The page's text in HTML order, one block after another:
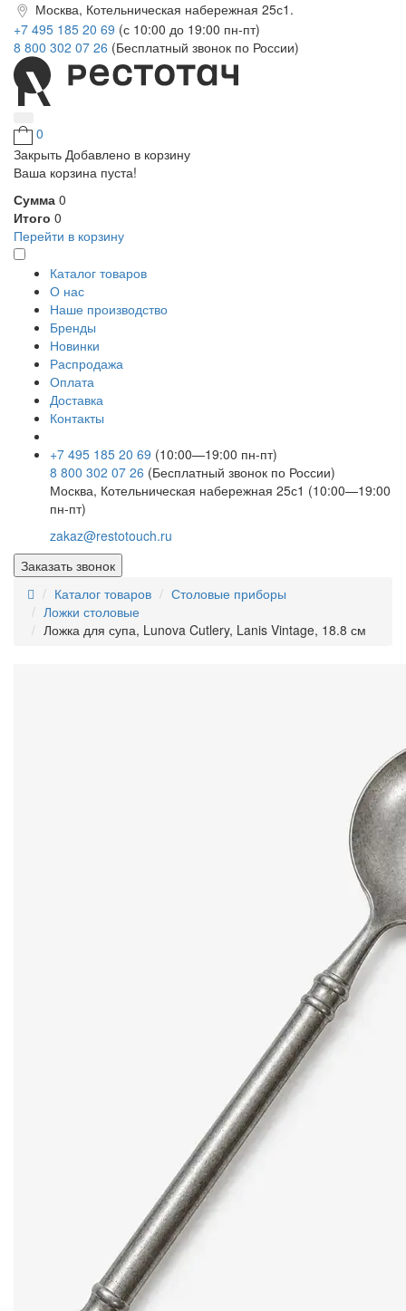
Москва, Котельническая набережная 25с1.
+7 495 185 20 69 (с 10:00 до 19:00 пн-пт)
8 800 302 07 26 (Бесплатный звонок по России)
0
Закрыть Добавлено в корзину
Ваша корзина пуста!
Сумма 0
Итого 0
Перейти в корзину
Каталог товаров
О нас
Наше производство
Бренды
Новинки
Распродажа
Оплата
Доставка
Контакты
+7 495 185 20 69 (10:00—19:00 пн-пт)
8 800 302 07 26 (Бесплатный звонок по России)
Москва, Котельническая набережная 25с1 (10:00—19:00
пн-пт)
zakaz@restotouch.ru
Заказать звонок
Каталог товаров
Столовые приборы
Ложки столовые
Ложка для супа, Lunova Cutlery, Lanis Vintage, 18.8 см